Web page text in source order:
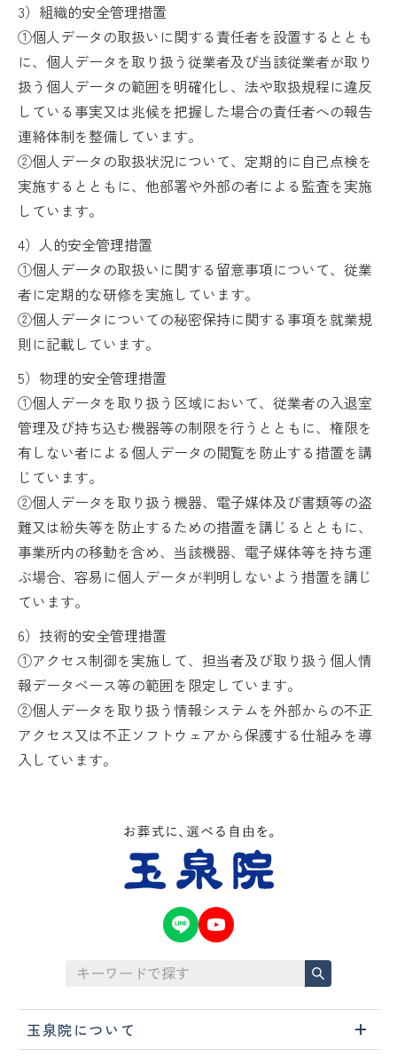
3）組織的安全管理措置
①個人データの取扱いに関する責任者を設置するととも
に、個人データを取り扱う従業者及び当該従業者が取り
扱う個人データの範囲を明確化し、法や取扱規程に違反
している事実又は兆候を把握した場合の責任者への報告
連絡体制を整備しています。
②個人データの取扱状況について、定期的に自己点検を
実施するとともに、他部署や外部の者による監査を実施
しています。
4）人的安全管理措置
①個人データの取扱いに関する留意事項について、従業
者に定期的な研修を実施しています。
②個人データについての秘密保持に関する事項を就業規
則に記載しています。
5）物理的安全管理措置
①個人データを取り扱う区域において、従業者の入退室
管理及び持ち込む機器等の制限を行うとともに、権限を
有しない者による個人データの閲覧を防止する措置を講
じています。
②個人データを取り扱う機器、電子媒体及び書類等の盗
難又は紛失等を防止するための措置を講じるとともに、
事業所内の移動を含め、当該機器、電子媒体等を持ち運
ぶ場合、容易に個人データが判明しないよう措置を講じ
ています。
6）技術的安全管理措置
①アクセス制御を実施して、担当者及び取り扱う個人情
報データベース等の範囲を限定しています。
②個人データを取り扱う情報システムを外部からの不正
アクセス又は不正ソフトウェアから保護する仕組みを導
入しています。
玉泉院について